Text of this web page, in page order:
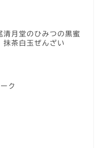
清月堂のひみつの黒蜜
抹茶白玉ぜんざい
ク